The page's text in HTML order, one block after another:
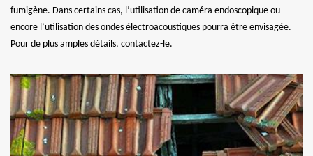
fumigène. Dans certains cas, l’utilisation de caméra endoscopique ou
encore l’utilisation des ondes électroacoustiques pourra être envisagée.
Pour de plus amples détails, contactez-le.